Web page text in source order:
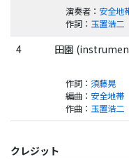
演奏者： 安全地
作詞： 玉置浩二
4
田園
作詞： 須藤晃
編曲： 安全地帯
作曲： 玉置浩二
クレジット